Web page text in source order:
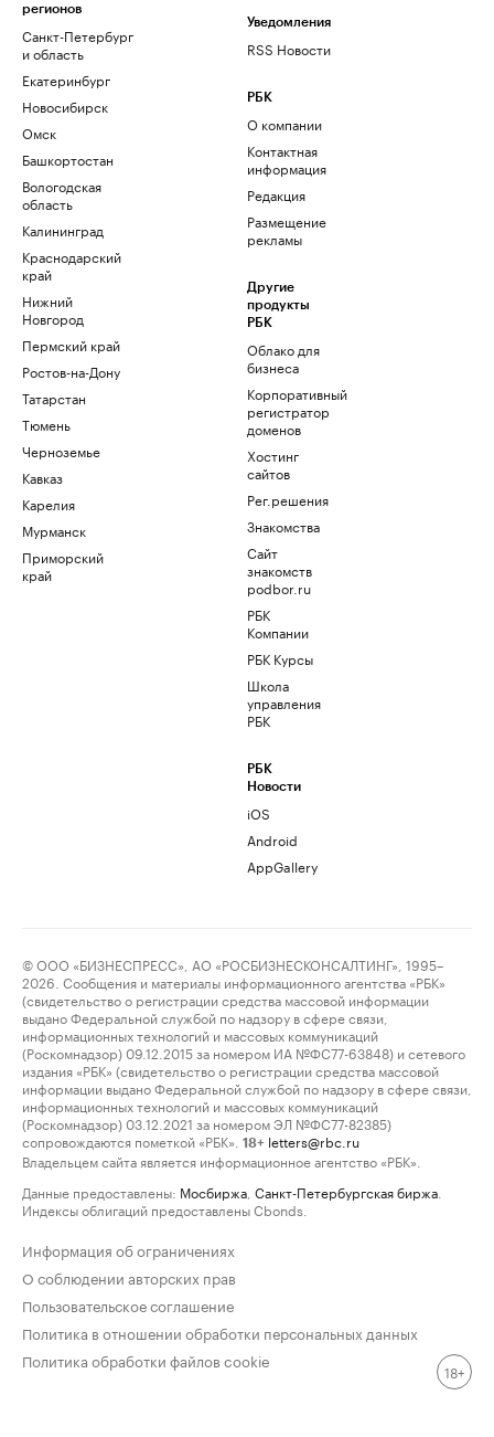
регионов
Санкт-Петербург
и область
Екатеринбург
Новосибирск
Омск
Башкортостан
Вологодская
область
Калининград
Краснодарский
край
Нижний
Новгород
Пермский край
Ростов-на-Дону
Татарстан
Тюмень
Черноземье
Кавказ
Карелия
Мурманск
Приморский
край
Уведомления
RSS Новости
РБК
О компании
Контактная
информация
Редакция
Размещение
рекламы
Другие
продукты
РБК
Облако для
бизнеса
Корпоративный
регистратор
доменов
Хостинг
сайтов
Рег.решения
Знакомства
Сайт
знакомств
podbor.ru
РБК
Компании
РБК Курсы
Школа
управления
РБК
РБК
Новости
iOS
Android
AppGallery
© ООО «БИЗНЕСПРЕСС», АО «РОСБИЗНЕСКОНСАЛТИНГ», 1995–
2026. Сообщения и материалы информационного агентства «РБК»
(свидетельство о регистрации средства массовой информации
выдано Федеральной службой по надзору в сфере связи,
информационных технологий и массовых коммуникаций
(Роскомнадзор) 09.12.2015 за номером ИА №ФС77-63848) и сетевого
издания «РБК» (свидетельство о регистрации средства массовой
информации выдано Федеральной службой по надзору в сфере связи,
информационных технологий и массовых коммуникаций
(Роскомнадзор) 03.12.2021 за номером ЭЛ №ФС77-82385)
сопровождаются пометкой «РБК».
18+ letters@rbc.ru
Владельцем сайта является информационное агентство «РБК».
Данные предоставлены: Мосбиржа Санкт-Петербургская биржа
Индексы облигаций предоставлены Cbonds.
Информация об ограничениях
О соблюдении авторских прав
Пользовательское соглашение
Политика в отношении обработки персональных данных
Политика обработки файлов cookie
18+